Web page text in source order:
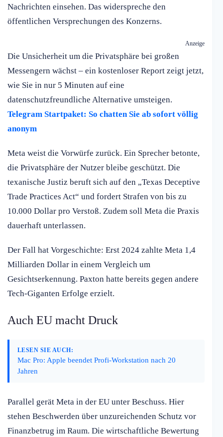
Nachrichten einsehen. Das widerspreche den
öffentlichen Versprechungen des Konzerns.
Anzeige
Die Unsicherheit um die Privatsphäre bei großen
Messengern wächst – ein kostenloser Report zeigt jetzt,
wie Sie in nur 5 Minuten auf eine
datenschutzfreundliche Alternative umsteigen.
Telegram Startpaket: So chatten Sie ab sofort völlig
anonym
Meta weist die Vorwürfe zurück. Ein Sprecher betonte,
die Privatsphäre der Nutzer bleibe geschützt. Die
texanische Justiz beruft sich auf den „Texas Deceptive
Trade Practices Act“ und fordert Strafen von bis zu
10.000 Dollar pro Verstoß. Zudem soll Meta die Praxis
dauerhaft unterlassen.
Der Fall hat Vorgeschichte: Erst 2024 zahlte Meta 1,4
Milliarden Dollar in einem Vergleich um
Gesichtserkennung. Paxton hatte bereits gegen andere
Tech-Giganten Erfolge erzielt.
Auch EU macht Druck
LESEN SIE AUCH:
Mac Pro: Apple beendet Profi-Workstation nach 20
Jahren
Parallel gerät Meta in der EU unter Beschuss. Hier
stehen Beschwerden über unzureichenden Schutz vor
Finanzbetrug im Raum. Die wirtschaftliche Bewertung